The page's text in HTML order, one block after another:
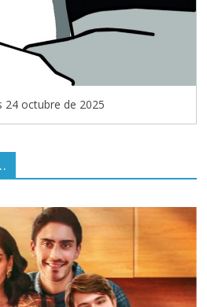
24 octubre de 2025